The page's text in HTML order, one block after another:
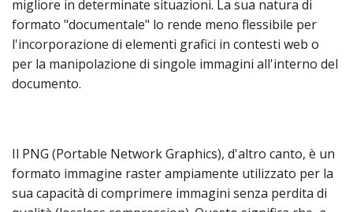
migliore in determinate situazioni. La sua natura di
formato "documentale" lo rende meno flessibile per
l'incorporazione di elementi grafici in contesti web o
per la manipolazione di singole immagini all'interno del
documento.
Il PNG (Portable Network Graphics), d'altro canto, è un
formato immagine raster ampiamente utilizzato per la
sua capacità di comprimere immagini senza perdita di